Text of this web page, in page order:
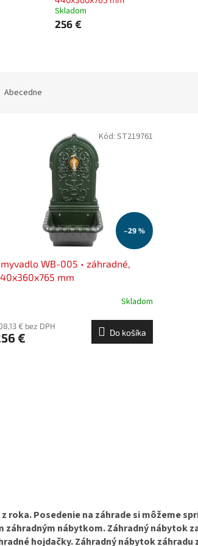
Skladom
256 €
Abecedne
–29 %
WB-005 • záhradné,
mm
Skladom
€ bez DPH
€ Do košíka
Kód: ST219761
y
v
ý
roka. Posedenie na záhrade si môžeme
záhradným nábytkom. Záhradný nábytok
hojdačky. Záhradný nábytok